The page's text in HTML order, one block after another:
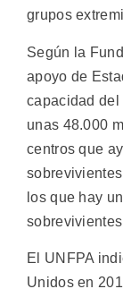
grupos
Según la
apoyo de
capacidad del
unas 48.000
centros que
los que hay
El UNFPA
Unidos en